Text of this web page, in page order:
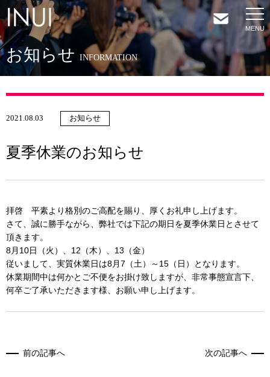
HOME
NEWS
RECRUIT
BLOG
お知らせ INFORMATION
夏季休業のお知らせ
2021.08.03 お知らせ
拝啓 平素より格別のご高配を賜り、厚くお礼申し上げます。
さて、誠に勝手ながら、弊社では下記の期日を夏季休業日とさせて
頂きます。
8月10日（火）、12（木）、13（金）
従いまして、実質休業日は8月7（土）～15（日）となります。
休業期間中は何かとご不便をお掛け致しますが、非常事態宣言下、
何卒ご了承いただきます様、お願い申し上げます。
前の記事へ 次の記事へ